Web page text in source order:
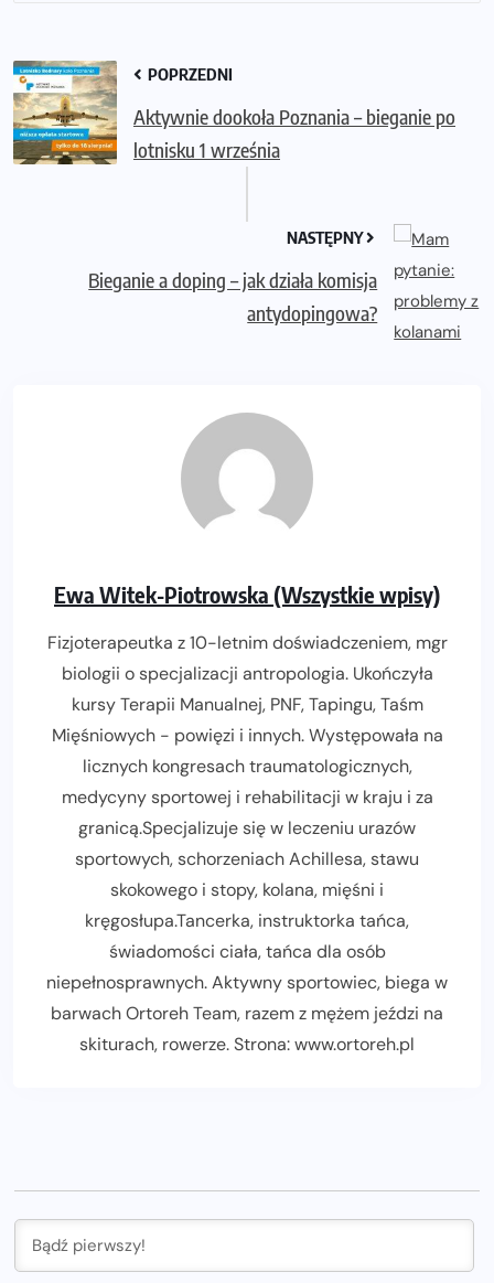
POPRZEDNI
Aktywnie dookoła Poznania – bieganie po
lotnisku 1 września
NASTĘPNY
Bieganie a doping – jak działa komisja
antydopingowa?
Ewa Witek-Piotrowska (Wszystkie wpisy)
Fizjoterapeutka z 10-letnim doświadczeniem, mgr
biologii o specjalizacji antropologia. Ukończyła
kursy Terapii Manualnej, PNF, Tapingu, Taśm
Mięśniowych - powięzi i innych. Występowała na
licznych kongresach traumatologicznych,
medycyny sportowej i rehabilitacji w kraju i za
granicą.Specjalizuje się w leczeniu urazów
sportowych, schorzeniach Achillesa, stawu
skokowego i stopy, kolana, mięśni i
kręgosłupa.Tancerka, instruktorka tańca,
świadomości ciała, tańca dla osób
niepełnosprawnych. Aktywny sportowiec, biega w
barwach Ortoreh Team, razem z mężem jeździ na
skiturach, rowerze. Strona: www.ortoreh.pl